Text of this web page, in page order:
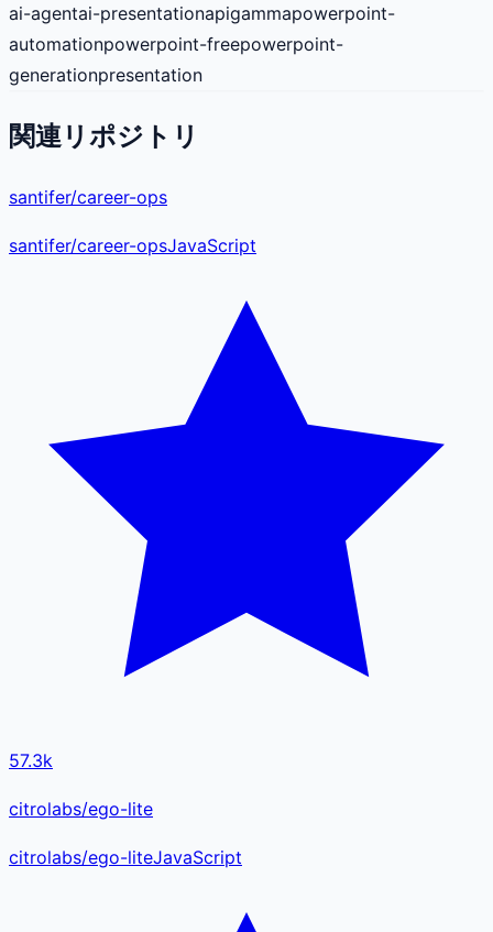
ai-agentai-presentationapigammapowerpoint-
automationpowerpoint-freepowerpoint-
generationpresentation
関連リポジトリ
santifer/career-ops
santifer/career-opsJavaScript
57.3k
citrolabs/ego-lite
citrolabs/ego-liteJavaScript